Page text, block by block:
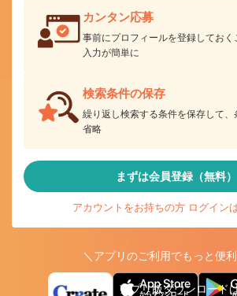
カンタン応募
事前にプロフィールを登録してお
入力が簡単に
検索条件の保存
繰り返し検索する条件を保存して、
省略
まずは会員登録（無料）
アカウントをお持ちの方 ログイン
＼アプリのご利用でもっと便
アプリ版ダウンロード